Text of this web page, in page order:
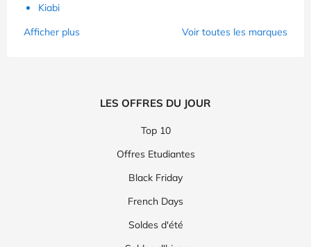
Kiabi
Afficher plus
Voir toutes les marques
LES OFFRES DU JOUR
Top 10
Offres Etudiantes
Black Friday
French Days
Soldes d'été